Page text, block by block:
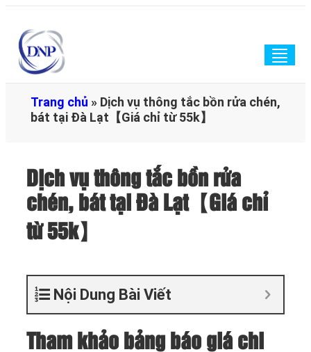
Trang chủ » Dịch vụ thông tắc bồn rửa chén,
bát tại Đà Lạt【Giá chỉ từ 55k】
Dịch vụ thông tắc bồn rửa
chén, bát tại Đà Lạt【Giá chỉ
từ 55k】
Nội Dung Bài Viết
Tham khảo bảng báo giá chi